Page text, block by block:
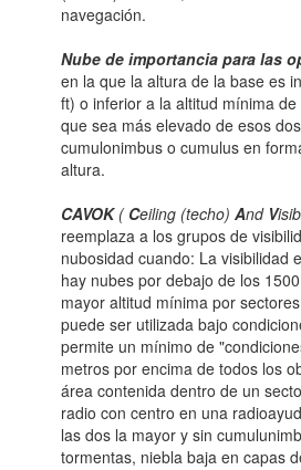
navegación.
Nube de importancia para las
en la que la altura de la base es
ft) o inferior a la altitud mínima
que sea más elevado de esos
cumulonimbus o cumulus en
altura.
CAVOK( Ceiling (techo) And V
reemplaza a los grupos de
nubosidad cuando: La visibilidad
hay nubes por debajo de los
mayor altitud mínima por
puede ser utilizada bajo
permite un mínimo de
metros por encima de todos los
área contenida dentro de un
radio con centro en una
las dos la mayor y sin
tormentas, niebla baja en capas